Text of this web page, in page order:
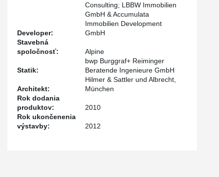
Developer:
Consulting; LBBW Immobilien
GmbH & Accumulata
Immobilien Development
GmbH
Stavebná
spoločnosť:
Alpine
Statik:
bwp Burggraf+ Reiminger
Beratende Ingenieure GmbH
Architekt:
Hilmer & Sattler und Albrecht,
München
Rok dodania
produktov:
2010
Rok ukončenenia
výstavby:
2012